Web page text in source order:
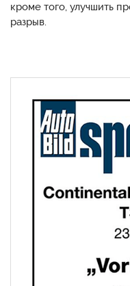
кроме того, улучшить
разрыв.